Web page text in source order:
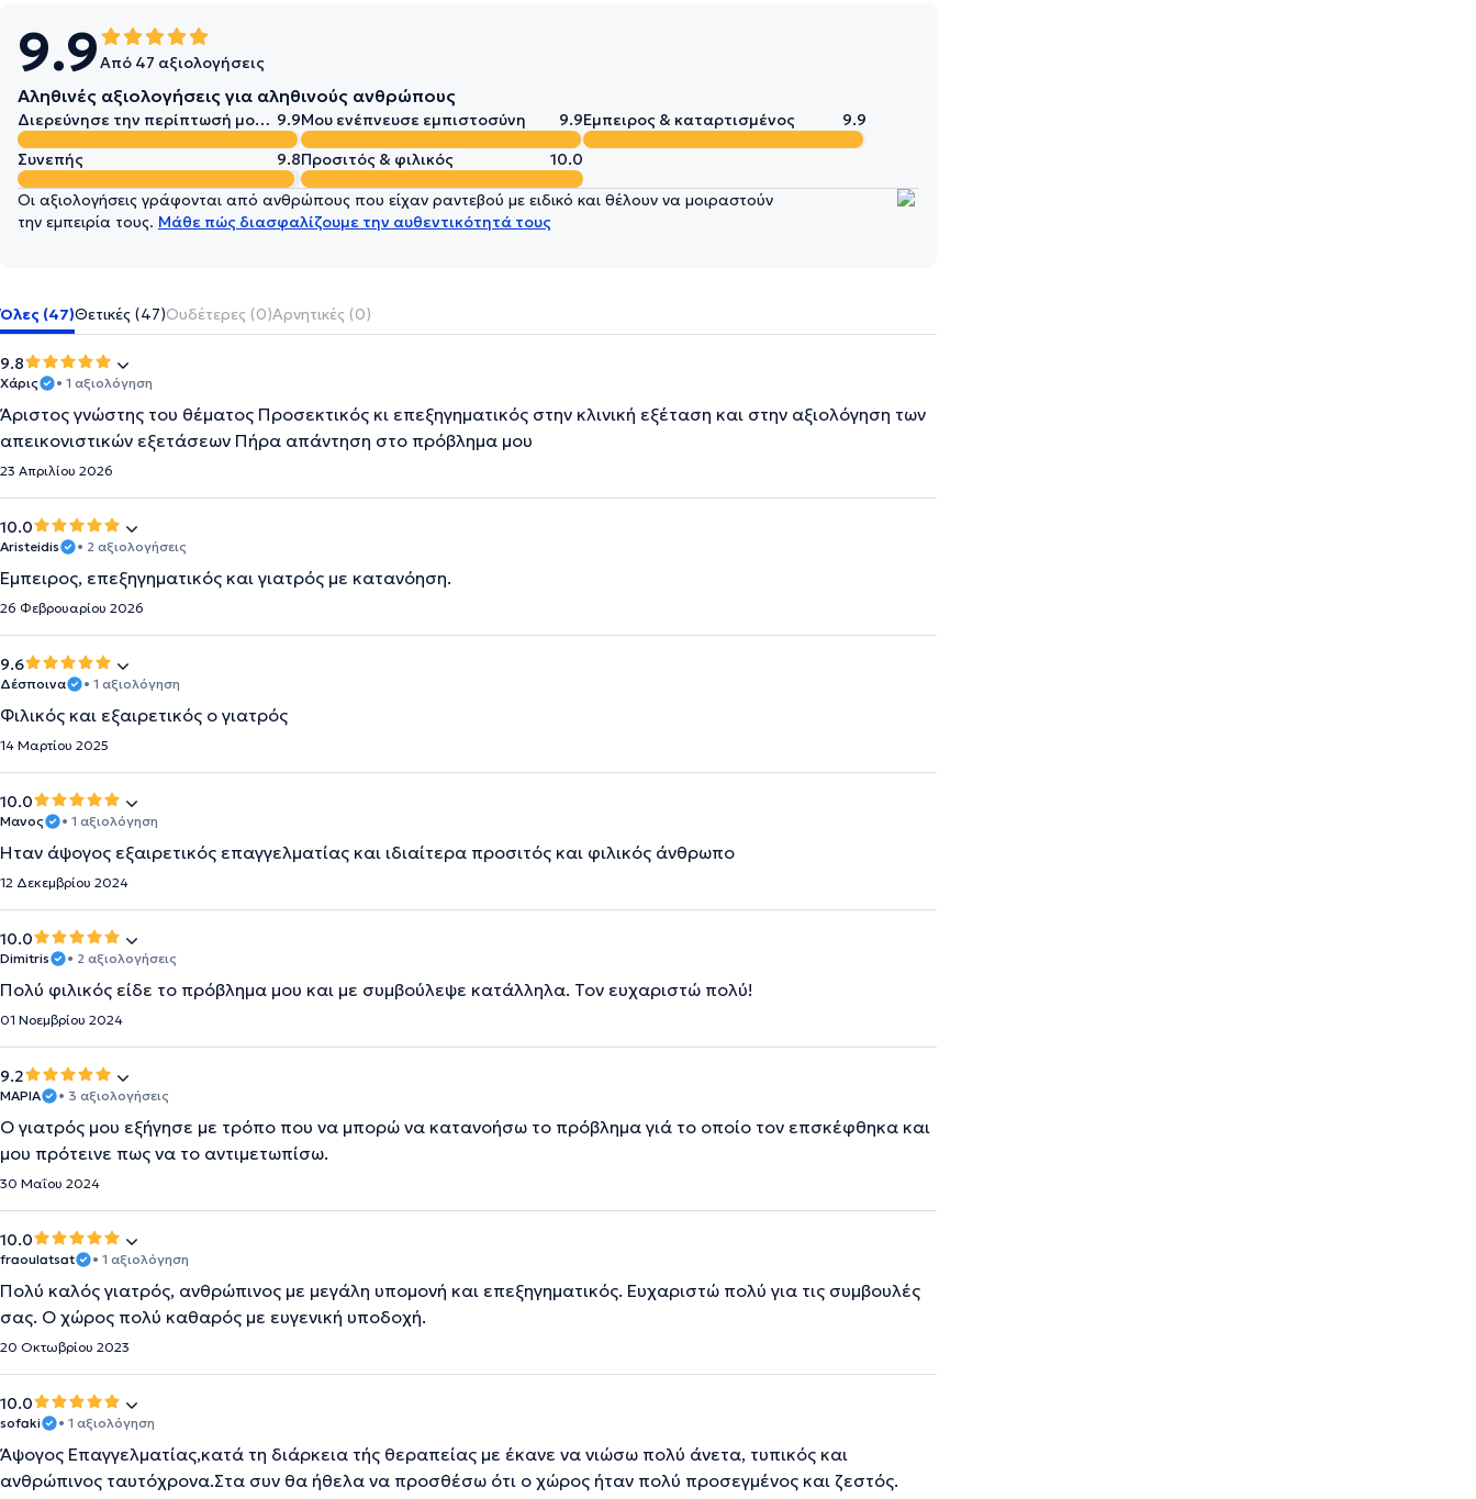
9.9Από 47 αξιολογήσεις
Αληθινές αξιολογήσεις για αληθινούς ανθρώπους
Διερεύνησε την περίπτωσή μου σε βάθος 9.9Μου ενέπνευσε εμπιστοσύνη 9.9Έμπειρος & καταρτισμένος
9.9
Συνεπής
9.8Προσιτός & φιλικός 10.0
Οι αξιολογήσεις γράφονται από ανθρώπους που είχαν ραντεβού με ειδικό και θέλουν να μοιραστούν
την εμπειρία τους. Μάθε πώς διασφαλίζουμε την αυθεντικότητά τους
Όλες (47)Θετικές (47)Ουδέτερες (0)Αρνητικές (0)
9.8
Χάρις • 1 αξιολόγηση
Άριστος γνώστης του θέματος Προσεκτικός κι επεξηγηματικός στην κλινική εξέταση και στην αξιολόγηση των
απεικονιστικών εξετάσεων Πήρα απάντηση στο πρόβλημα μου
23 Απριλίου 2026
10.0
Aristeidis • 2 αξιολογήσεις
Έμπειρος, επεξηγηματικός και γιατρός με κατανόηση.
26 Φεβρουαρίου 2026
9.6
Δέσποινα • 1 αξιολόγηση
Φιλικός και εξαιρετικός ο γιατρός
14 Μαρτίου 2025
10.0
Μανος • 1 αξιολόγηση
Ήταν άψογος εξαιρετικός επαγγελματίας και ιδιαίτερα προσιτός και φιλικός άνθρωπο
12 Δεκεμβρίου 2024
10.0
Dimitris • 2 αξιολογήσεις
Πολύ φιλικός είδε το πρόβλημα μου και με συμβούλεψε κατάλληλα. Τον ευχαριστώ πολύ!
01 Νοεμβρίου 2024
9.2
ΜΑΡΙΑ • 3 αξιολογήσεις
Ο γιατρός μου εξήγησε με τρόπο που να μπορώ να κατανοήσω το πρόβλημα γιά το οποίο τον επσκέφθηκα και
μου πρότεινε πως να το αντιμετωπίσω.
30 Μαΐου 2024
10.0
fraoulatsat • 1 αξιολόγηση
Πολύ καλός γιατρός, ανθρώπινος με μεγάλη υπομονή και επεξηγηματικός. Ευχαριστώ πολύ για τις συμβουλές
σας. Ο χώρος πολύ καθαρός με ευγενική υποδοχή.
20 Οκτωβρίου 2023
10.0
sofaki • 1 αξιολόγηση
Άψογος Επαγγελματίας,κατά τη διάρκεια τής θεραπείας με έκανε να νιώσω πολύ άνετα, τυπικός και
ανθρώπινος ταυτόχρονα.Στα συν θα ήθελα να προσθέσω ότι ο χώρος ήταν πολύ προσεγμένος και ζεστός.